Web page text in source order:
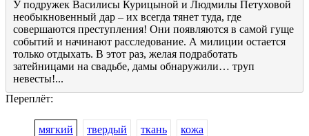
У подружек Василисы Курицыной и Людмилы Петуховой
необыкновенный дар – их всегда тянет туда, где
совершаются преступления! Они появляются в самой гуще
событий и начинают расследование. А милиции остается
только отдыхать. В этот раз, желая подработать
затейницами на свадьбе, дамы обнаружили… труп
невесты!...
Переплёт:
мягкий твердый ткань кожа